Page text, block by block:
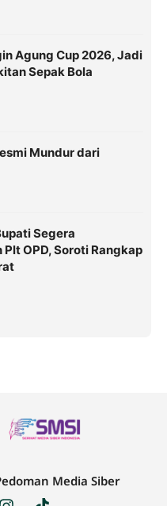
Agung Cup 2026, Jadi
Sepak Bola
Mundur dari
Segera
OPD, Soroti Rangkap
Media Siber